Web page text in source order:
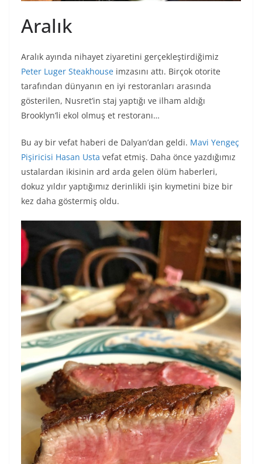
Aralık
Aralık ayında nihayet ziyaretini gerçekleştirdiğimiz
Peter Luger Steakhouse imzasını attı. Birçok otorite
tarafından dünyanın en iyi restoranları arasında
gösterilen, Nusret’in staj yaptığı ve ilham aldığı
Brooklyn’li ekol olmuş et restoranı…
Bu ay bir vefat haberi de Dalyan’dan geldi. Mavi Yengeç
Pişiricisi Hasan Usta vefat etmiş. Daha önce yazdığımız
ustalardan ikisinin ard arda gelen ölüm haberleri,
dokuz yıldır yaptığımız derinlikli işin kıymetini bize bir
kez daha göstermiş oldu.